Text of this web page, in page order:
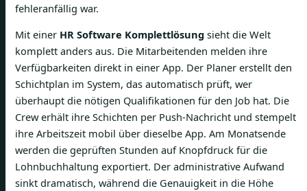
fehleranfällig war.
Mit einer HR Software Komplettlösung sieht die Welt
komplett anders aus. Die Mitarbeitenden melden ihre
Verfügbarkeiten direkt in einer App. Der Planer erstellt den
Schichtplan im System, das automatisch prüft, wer
überhaupt die nötigen Qualifikationen für den Job hat. Die
Crew erhält ihre Schichten per Push-Nachricht und stempelt
ihre Arbeitszeit mobil über dieselbe App. Am Monatsende
werden die geprüften Stunden auf Knopfdruck für die
Lohnbuchhaltung exportiert. Der administrative Aufwand
sinkt dramatisch, während die Genauigkeit in die Höhe